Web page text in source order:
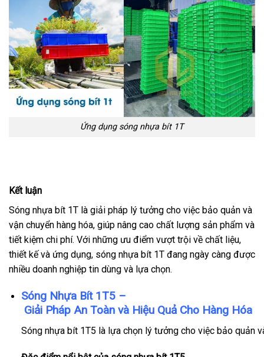
Ứng dụng sóng nhựa bít 1T
Kết luận
Sóng nhựa bít 1T là giải pháp lý tưởng cho việc bảo quản và
vận chuyển hàng hóa, giúp nâng cao chất lượng sản phẩm và
tiết kiệm chi phí. Với những ưu điểm vượt trội về chất liệu,
thiết kế và ứng dụng, sóng nhựa bít 1T đang ngày càng được
nhiều doanh nghiệp tin dùng và lựa chọn.
Sóng Nhựa Bít 1T5 –
Giải Pháp An Toàn và Hiệu Quả Cho Hàng Hóa
Sóng nhựa bít 1T5 là lựa chọn lý tưởng cho việc bảo quản